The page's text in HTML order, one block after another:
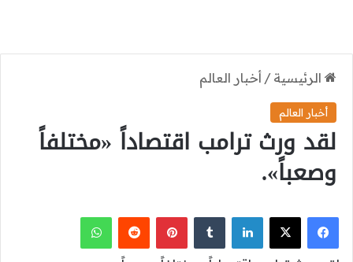
الرئيسية / أخبار العالم
أخبار العالم
لقد ورث ترامب اقتصاداً «مختلفاً
وصعباً».
فيسبوك
‫X لينكدإن بينتيريست واتساب